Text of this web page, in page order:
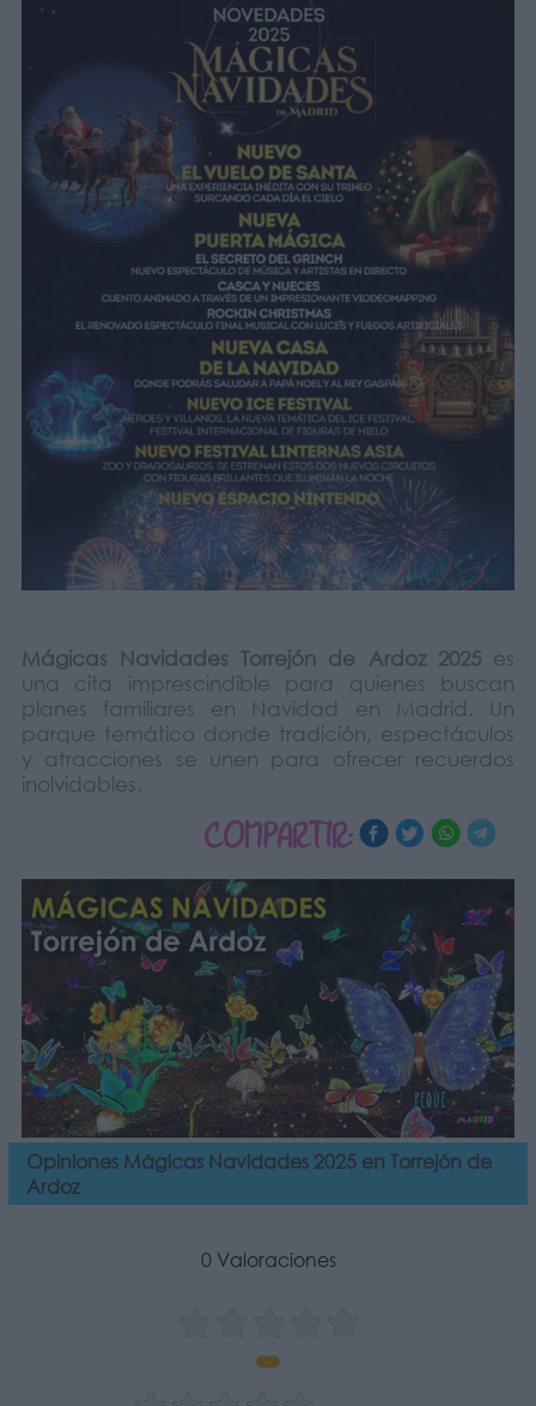
Mágicas Navidades Torrejón de Ardoz 2025es
una cita imprescindible para quienes buscan
planes familiares en Navidad en Madrid. Un
parque temático donde tradición, espectáculos
y atracciones se unen para ofrecer recuerdos
inolvidables.
COMPARTIR:
Opiniones Mágicas Navidades 2025 en Torrejón de
Ardoz
0 Valoraciones